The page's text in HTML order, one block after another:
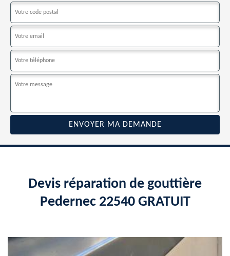
Devis réparation de gouttière
Pedernec 22540 GRATUIT